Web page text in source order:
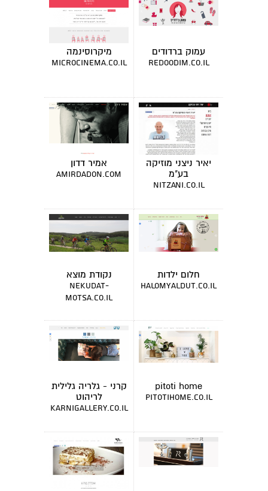
עמוק ברדודים
redoodim.co.il
מיקרוסינמה
microcinema.co.il
יאיר ניצני מוזיקה
בע"מ
nitzani.co.il
אמיר דדון
amirdadon.com
חלום ילדות
halomyaldut.co.il
נקודת מוצא
nekudat-
motsa.co.il
pitoti home
pitotihome.co.il
קרני - גלריה גלילית
לריהוט
karnigallery.co.il